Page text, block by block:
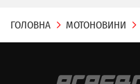
ГОЛОВНА МОТОНОВИНИ